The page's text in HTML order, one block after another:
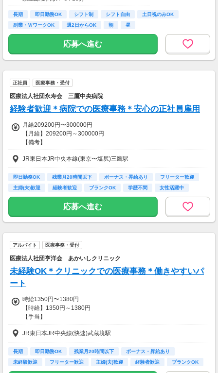
【月給例】
￣￣￣￣￣
1,300円×7.25ｈ=9,425円×20日＝188,500円
1,300円×4.00ｈ＝5,200円×2日＝10,400円
※がん登録初級、
中級資格取得者は給与優遇
【交通費備考】
※上限月4万円
【交通費】
一部支給
長期 即日勤務OK シフト制 シフト自由
土日祝のみOK
副業・ＷワークOK
週2日からOK 朝 昼
応募へ進む
正社員 医療事務・受付
医療法人社団永寿会 三鷹中央病院
経験者歓迎＊病院での医療事務＊安心の正社員雇用
月給209200円〜300000円
【月給】209200円～300000円
【備考】
経験に応じて考慮
【賞与】年2回 4ヶ月分
【昇給】前年度実績：1ヶ月あたり1600円～2100円
【交通費】
JR東日本JR中央本線(東京〜塩尻)三鷹駅
即日勤務OK 残業月20時間以下 ボーナス・昇給あり
フリーター歓迎
主婦(夫)歓迎
経験者歓迎 ブランクOK 学歴不問 女性活躍中
応募へ進む
アルバイト 医療事務・受付
医療法人社団亨洋会 あかいしクリニック
未経験OK＊クリニックでの医療事務＊働きやすいパ
ート
時給1350円〜1380円
【時給】1350円～1380円
【手当】
ベースアップ加算あり（月により金額の変動あり）
【昇給】年1回 6月（評価による）
【交通費】
全額支給
JR東日本JR中央線(快速)武蔵境駅
長期 即日勤務OK 残業月20時間以下
ボーナス・昇給あり
未経験歓迎
フリーター歓迎 主婦(夫)歓迎 経験者歓迎 ブランクOK